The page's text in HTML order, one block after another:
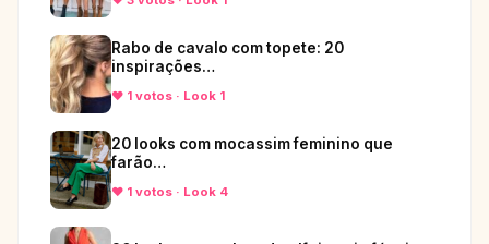
Rabo de cavalo com topete: 20
inspirações…
♥ 1 votos · Look 1
20 looks com mocassim feminino que
farão…
♥ 1 votos · Look 4